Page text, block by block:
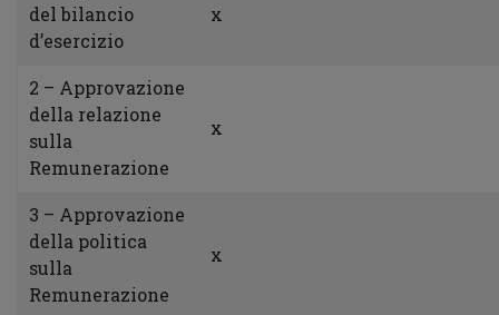
del bilancio
d’esercizio
x
2 – Approvazione
della relazione
sulla
Remunerazione
x
3 – Approvazione
della politica
sulla
Remunerazione
x